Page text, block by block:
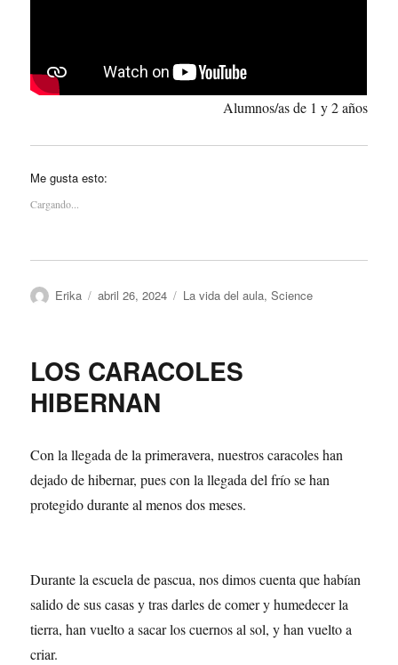
Alumnos/as de 1 y 2 años
Me gusta esto:
Cargando...
Autor
Erika
Publicado
abril 26, 2024 Categorías
La vida del aula,Science
LOS CARACOLES
HIBERNAN
Con la llegada de la primeravera, nuestros caracoles han
dejado de hibernar, pues con la llegada del frío se han
protegido durante al menos dos meses.
Durante la escuela de pascua, nos dimos cuenta que habían
salido de sus casas y tras darles de comer y humedecer la
tierra, han vuelto a sacar los cuernos al sol, y han vuelto a
criar.